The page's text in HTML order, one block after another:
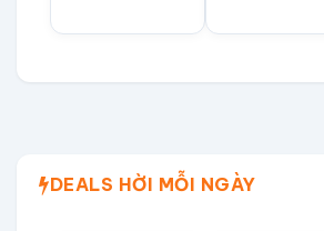
DEALS HỜI MỖI NGÀY